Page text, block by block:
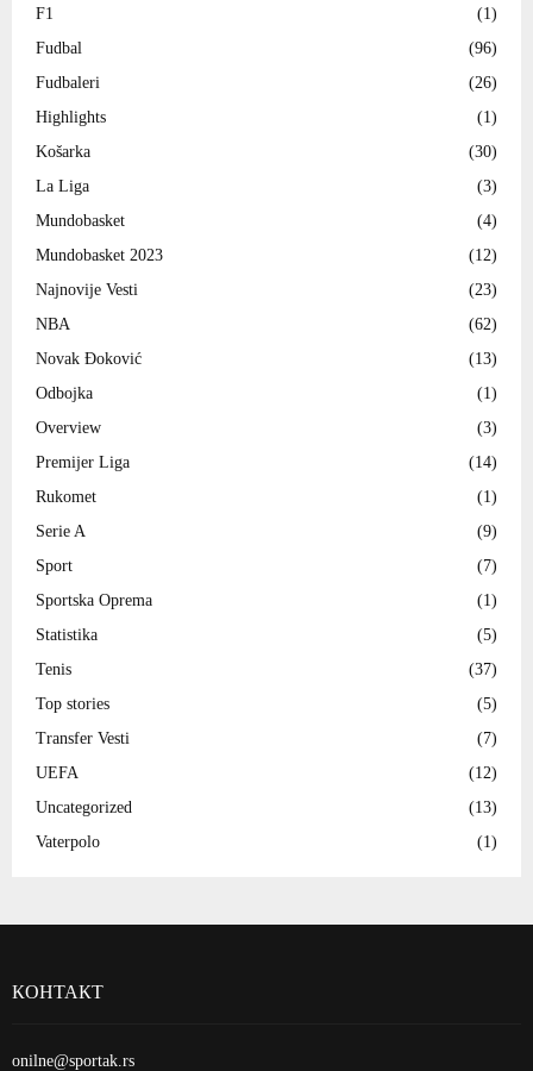
F1
(1)
Fudbal
(96)
Fudbaleri
(26)
Highlights
(1)
Košarka
(30)
La Liga
(3)
Mundobasket
(4)
Mundobasket 2023
(12)
Najnovije Vesti
(23)
NBA
(62)
Novak Đoković
(13)
Odbojka
(1)
Overview
(3)
Premijer Liga
(14)
Rukomet
(1)
Serie A
(9)
Sport
(7)
Sportska Oprema
(1)
Statistika
(5)
Tenis
(37)
Top stories
(5)
Transfer Vesti
(7)
UEFA
(12)
Uncategorized
(13)
Vaterpolo
(1)
КОНТАКТ
onilne@sportak.rs